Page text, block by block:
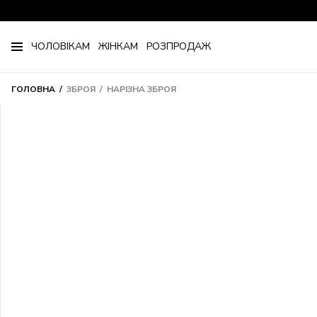
ЧОЛОВІКАМ ЖІНКАМ РОЗПРОДАЖ
ГОЛОВНА ЗБРОЯ НАРІЗНА ЗБРОЯ